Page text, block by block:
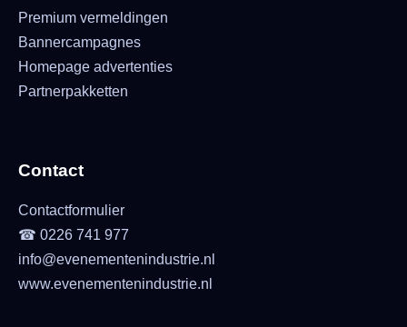
Premium vermeldingen
Bannercampagnes
Homepage advertenties
Partnerpakketten
Contact
Contactformulier
☎ 0226 741 977
info@evenementenindustrie.nl
www.evenementenindustrie.nl